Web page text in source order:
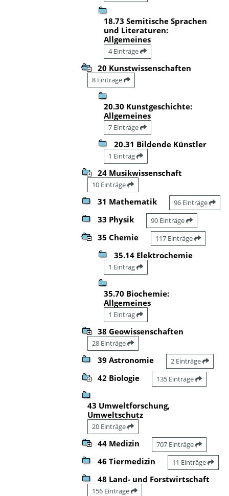
18.73 Semitische Sprachen
und Literaturen:
Allgemeines
4 Einträge
20 Kunstwissenschaften
8 Einträge
20.30 Kunstgeschichte:
Allgemeines
7 Einträge
20.31 Bildende Künstler
1 Eintrag
24 Musikwissenschaft
10 Einträge
31 Mathematik 96 Einträge
33 Physik 90 Einträge
35 Chemie 117 Einträge
35.14 Elektrochemie
1 Eintrag
35.70 Biochemie:
Allgemeines
1 Eintrag
38 Geowissenschaften
28 Einträge
39 Astronomie 2 Einträge
42 Biologie 135 Einträge
43 Umweltforschung,
Umweltschutz
20 Einträge
44 Medizin 707 Einträge
46 Tiermedizin 11 Einträge
48 Land- und Forstwirtschaft
156 Einträge